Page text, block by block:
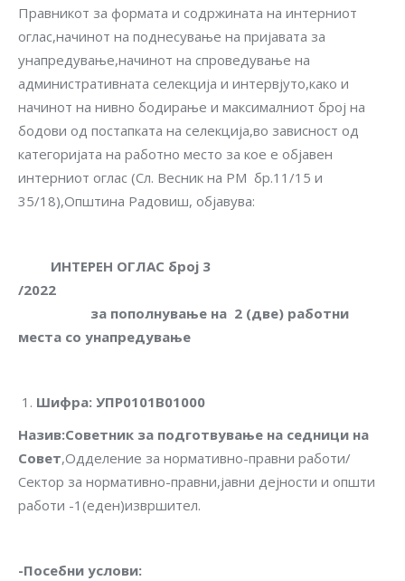
Правникот за формата и содржината на интерниот
оглас,начинот на поднесување на пријавата за
унапредување,начинот на спроведување на
административната селекција и интервјуто,како и
начинот на нивно бодирање и максималниот број на
бодови од постапката на селекција,во зависност од
категоријата на работно место за кое е објавен
интерниот оглас (Сл. Весник на РМ бр.11/15 и
35/18),Општина Радовиш, објавува:
ИНТЕРЕН ОГЛАС број 3
/2022
за пополнување на 2 (две) работни
места со унапредување
Шифра: УПР0101В01000
Назив:Советник за подготвување на седници на
Совет,Одделение за нормативно-правни работи/
Сектор за нормативно-правни,јавни дејности и општи
работи -1(еден)извршител.
-Посебни услови: